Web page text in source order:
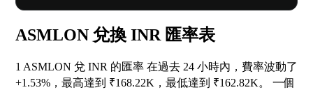
ASMLON 兌換 INR 匯率表
1 ASMLON 兌 INR 的匯率 在過去 24 小時內，費率波動了
+1.53% ，最高達到 ₹168.22K，最低達到 ₹162.82K。 一個